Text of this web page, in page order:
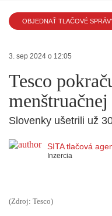
OBJEDNAŤ TLAČOVÉ
3. sep 2024 o 12:05
Tesco
Slovenky ušetrili už
SITA tlačová
Inzercia
(Zdroj: Tesco)